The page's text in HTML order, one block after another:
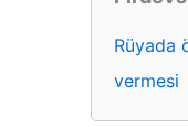
Rüyada
vermesi